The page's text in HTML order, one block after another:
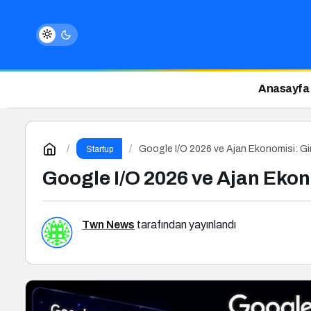
Anasayfa
Startup Google I/O 2026 ve Ajan Ekonomisi:
Google I/O 2026 ve Ajan
Twn News tarafından yayınlandı